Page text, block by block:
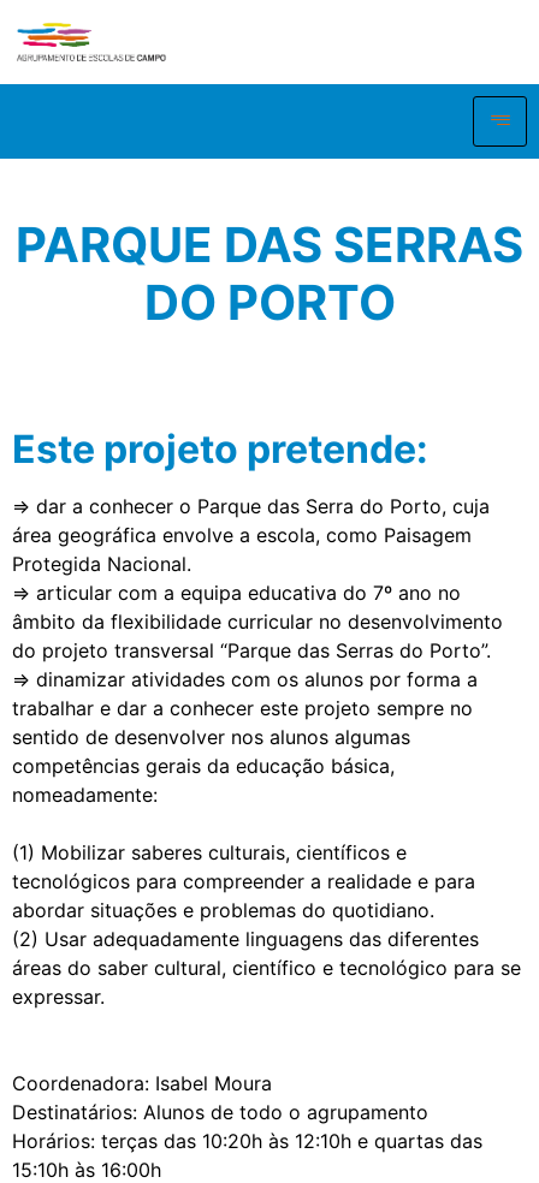
PARQUE DAS SERRAS
DO PORTO
Este projeto pretende:
⇒ dar a conhecer o Parque das Serra do Porto, cuja
área geográfica envolve a escola, como Paisagem
Protegida Nacional.
⇒ articular com a equipa educativa do 7º ano no
âmbito da flexibilidade curricular no desenvolvimento
do projeto transversal “Parque das Serras do Porto”.
⇒ dinamizar atividades com os alunos por forma a
trabalhar e dar a conhecer este projeto sempre no
sentido de desenvolver nos alunos algumas
competências gerais da educação básica,
nomeadamente:
(1) Mobilizar saberes culturais, científicos e
tecnológicos para compreender a realidade e para
abordar situações e problemas do quotidiano.
(2) Usar adequadamente linguagens das diferentes
áreas do saber cultural, científico e tecnológico para se
expressar.
Coordenadora: Isabel Moura
Destinatários: Alunos de todo o agrupamento
Horários: terças das 10:20h às 12:10h e quartas das
15:10h às 16:00h